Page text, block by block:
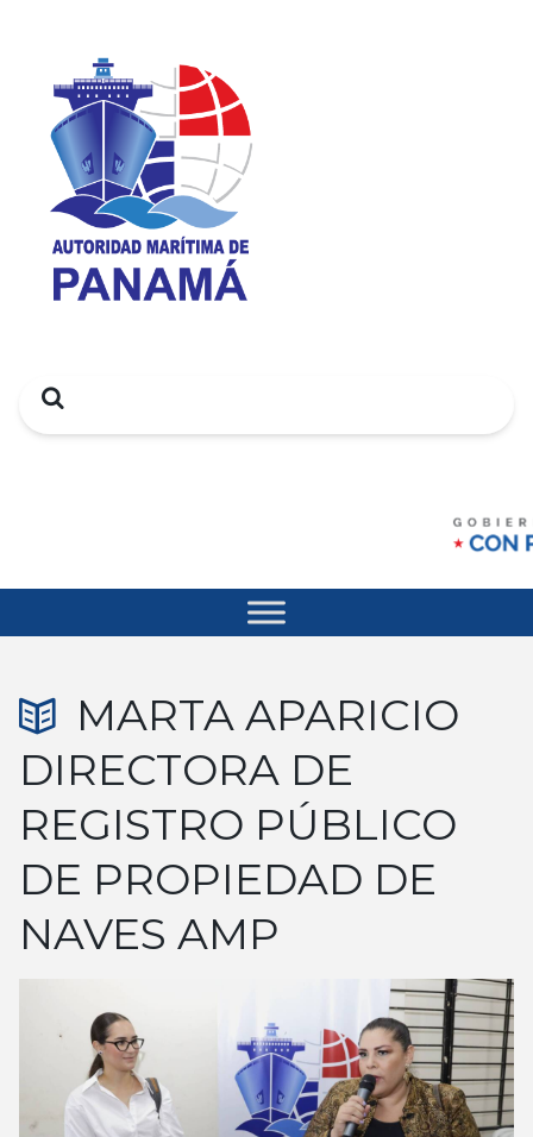
Search
MARTA APARICIO
DIRECTORA DE
REGISTRO PÚBLICO
DE PROPIEDAD DE
NAVES AMP